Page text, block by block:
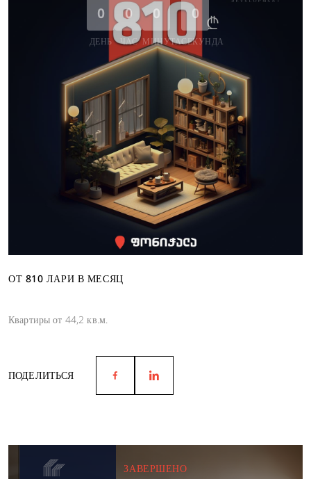
0
ДЕНЬ
0
ЧАС
0
МИНУТА
0
СЕКУНДА
ОТ 810 ЛАРИ В МЕСЯЦ
Квартиры от 44,2 кв.м.
ПОДЕЛИТЬСЯ
ЗАВЕРШЕНО